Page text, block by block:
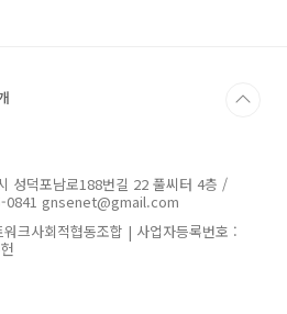
성덕포남로188번길 22 풀씨터 4층 /
0841 gnsenet@gmail.com
크사회적협동조합 | 사업자등록번호 :